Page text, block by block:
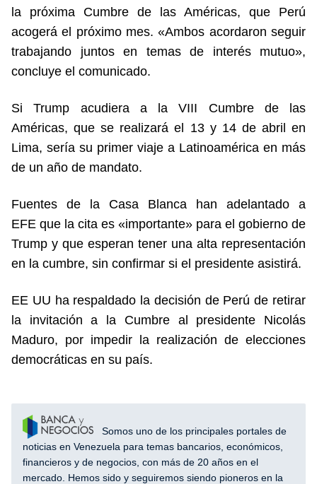
la próxima Cumbre de las Américas, que Perú
acogerá el próximo mes. «Ambos acordaron seguir
trabajando juntos en temas de interés mutuo»,
concluye el comunicado.
Si Trump acudiera a la VIII Cumbre de las
Américas, que se realizará el 13 y 14 de abril en
Lima, sería su primer viaje a Latinoamérica en más
de un año de mandato.
Fuentes de la Casa Blanca han adelantado a
EFE que la cita es «importante» para el gobierno de
Trump y que esperan tener una alta representación
en la cumbre, sin confirmar si el presidente asistirá.
EE UU ha respaldado la decisión de Perú de retirar
la invitación a la Cumbre al presidente Nicolás
Maduro, por impedir la realización de elecciones
democráticas en su país.
Somos uno de los principales portales de
noticias en Venezuela para temas bancarios, económicos,
financieros y de negocios, con más de 20 años en el
mercado. Hemos sido y seguiremos siendo pioneros en la